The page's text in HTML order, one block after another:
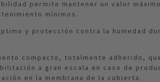
permite mantener un valor
mínimos.
y protección contra la humedad
compacto, totalmente adherido,
a gran escala en caso de
en la membrana de la cubierta.